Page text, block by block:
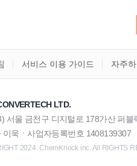
서비스 이용 가이드 자주
LTD.
서울 금천구 디지털로 178가산 퍼블
이욱ㆍ사업자등록번호 1408139307
2024. ChemKnock inc. All RIGHTS